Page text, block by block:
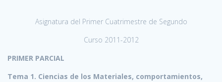
Asignatura del Primer Cuatrimestre de Segundo
Curso 2011-2012
PRIMER PARCIAL
Tema 1. Ciencias de los Materiales, comportamientos,